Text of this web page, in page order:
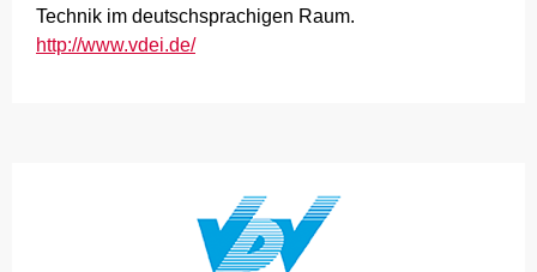
Technik im deutschsprachigen Raum.
http://www.vdei.de/